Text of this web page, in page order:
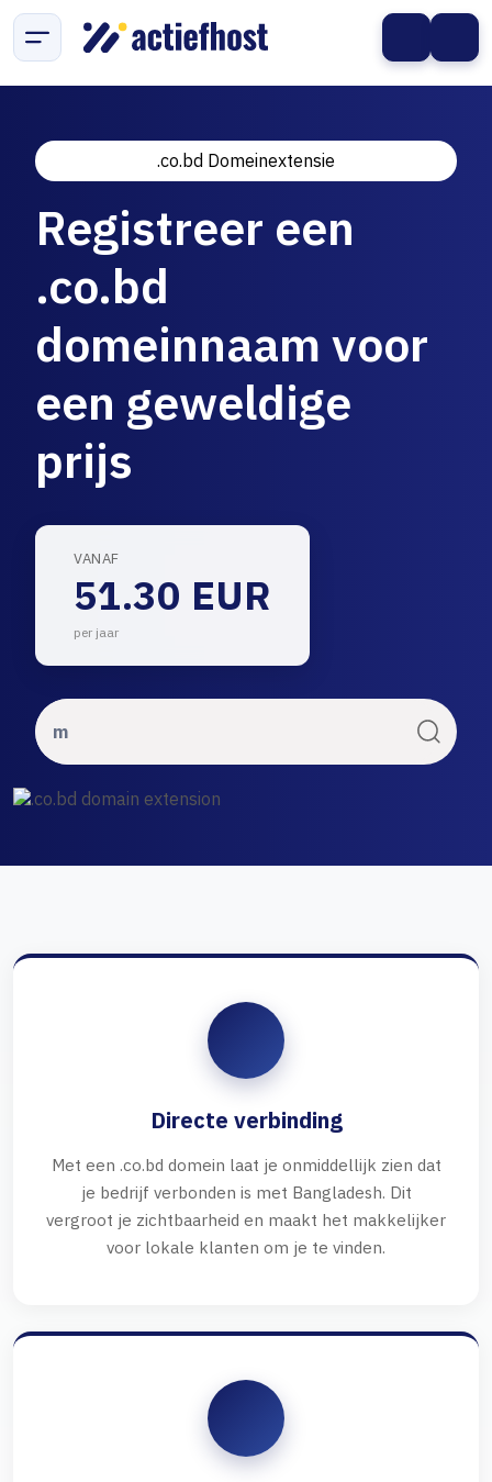
.co.bd Domeinextensie
Registreer een
.co.bd
domeinnaam voor
een geweldige
prijs
VANAF
51.30 EUR
per jaar
Directe verbinding
Met een .co.bd domein laat je onmiddellijk zien dat
je bedrijf verbonden is met Bangladesh. Dit
vergroot je zichtbaarheid en maakt het makkelijker
voor lokale klanten om je te vinden.